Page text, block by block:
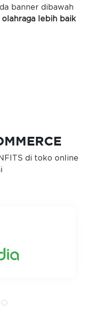
banner dibawah
lebih baik
di toko online